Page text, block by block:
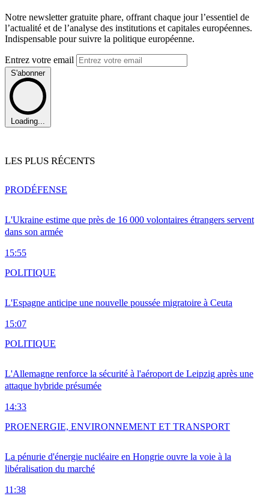
Notre newsletter gratuite phare, offrant chaque jour l’essentiel de
l’actualité et de l’analyse des institutions et capitales européennes.
Indispensable pour suivre la politique européenne.
Entrez votre email
S'abonner
Loading...
LES PLUS RÉCENTS
L'Ukraine estime que près de 16 000 volontaires étrangers servent
dans son armée
15:55
PRODÉFENSE
L'Espagne anticipe une nouvelle poussée migratoire à Ceuta
15:07
POLITIQUE
L'Allemagne renforce la sécurité à l'aéroport de Leipzig après une
attaque hybride présumée
14:33
POLITIQUE
La pénurie d'énergie nucléaire en Hongrie ouvre la voie à la
libéralisation du marché
11:38
PROENERGIE, ENVIRONNEMENT ET TRANSPORT